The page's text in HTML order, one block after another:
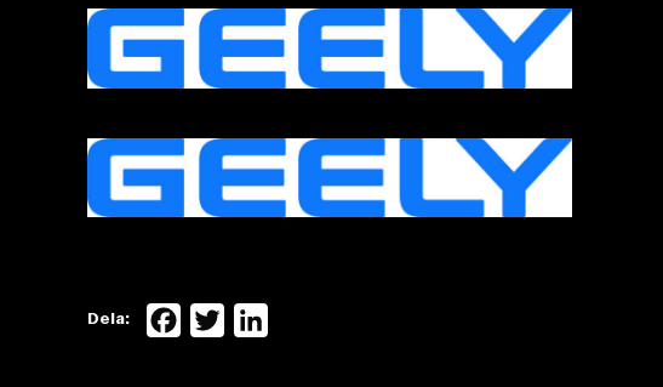
Dela: Facebook
Twitter